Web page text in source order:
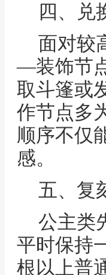
四、兑
面对较
—装饰节
取斗篷或
作节点多
顺序不仅
感。
五、复
公主类
平时保持
根以上普